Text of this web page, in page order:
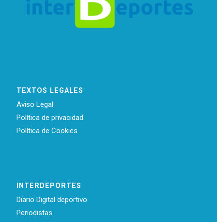
TEXTOS LEGALES
Aviso Legal
Política de privacidad
Política de Cookies
INTERDEPORTES
Diario Digital deportivo
Periodistas